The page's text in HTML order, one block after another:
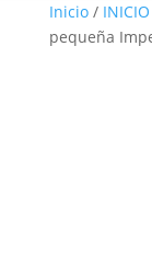
Inicio/ INICIO
pequeña